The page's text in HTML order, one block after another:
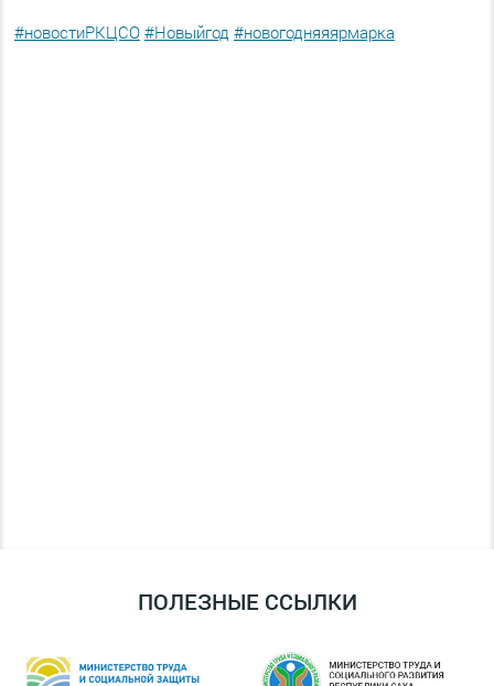
#новостиРКЦСО #Новыйгод #новогодняяярмарка
ПОЛЕЗНЫЕ ССЫЛКИ